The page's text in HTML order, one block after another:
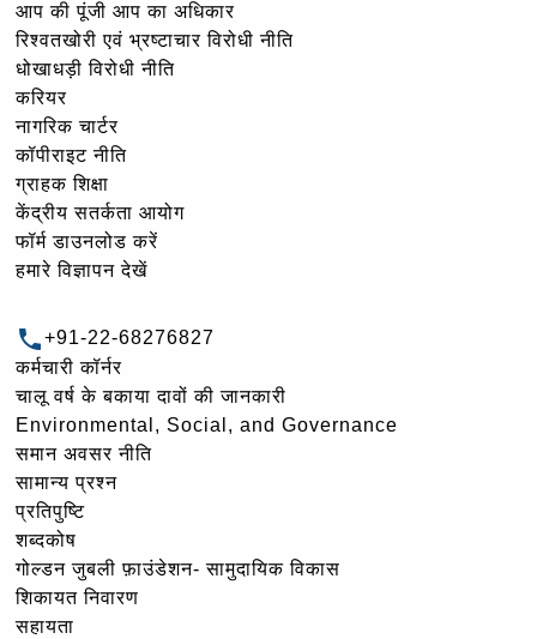
आप की पूंजी आप का अधिकार
रिश्वतखोरी एवं भ्रष्टाचार विरोधी नीति
धोखाधड़ी विरोधी नीति
करियर
नागरिक चार्टर
कॉपीराइट नीति
ग्राहक शिक्षा
केंद्रीय सतर्कता आयोग
फॉर्म डाउनलोड करें
हमारे विज्ञापन देखें
+91-22-68276827
कर्मचारी कॉर्नर
चालू वर्ष के बकाया दावों की जानकारी
Environmental, Social, and Governance
समान अवसर नीति
सामान्य प्रश्न
प्रतिपुष्टि
शब्दकोष
गोल्‍डन जुबली फ़ाउंडेशन- सामुदायिक विकास
शिकायत निवारण
सहायता